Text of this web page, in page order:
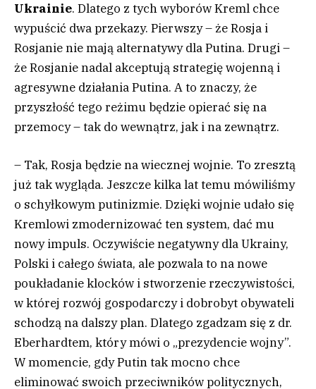
Ukrainie. Dlatego z tych wyborów Kreml chce
wypuścić dwa przekazy. Pierwszy – że Rosja i
Rosjanie nie mają alternatywy dla Putina. Drugi –
że Rosjanie nadal akceptują strategię wojenną i
agresywne działania Putina. A to znaczy, że
przyszłość tego reżimu będzie opierać się na
przemocy – tak do wewnątrz, jak i na zewnątrz.
– Tak, Rosja będzie na wiecznej wojnie. To zresztą
już tak wygląda. Jeszcze kilka lat temu mówiliśmy
o schyłkowym putinizmie. Dzięki wojnie udało się
Kremlowi zmodernizować ten system, dać mu
nowy impuls. Oczywiście negatywny dla Ukrainy,
Polski i całego świata, ale pozwala to na nowe
poukładanie klocków i stworzenie rzeczywistości,
w której rozwój gospodarczy i dobrobyt obywateli
schodzą na dalszy plan. Dlatego zgadzam się z dr.
Eberhardtem, który mówi o „prezydencie wojny”.
W momencie, gdy Putin tak mocno chce
eliminować swoich przeciwników politycznych,